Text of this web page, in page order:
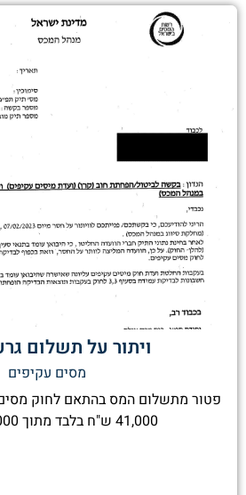
ויתור על תשלום
מסים עקיפים
פטור מתשלום המס בהתאם לחוק
41,000 ש"ח בלבד מתוך 400,000 ש"ח.